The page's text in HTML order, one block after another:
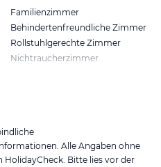
Familienzimmer
Behindertenfreundliche Zimmer
Rollstuhlgerechte Zimmer
Nichtraucherzimmer
Alle Angaben ohne
Bitte lies vor der